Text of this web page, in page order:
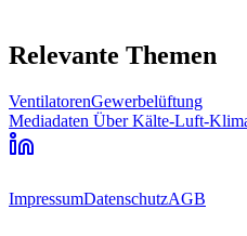
Relevante Themen
VentilatorenGewerbelüftung
Mediadaten Über Kälte-Luft-
ImpressumDatenschutzAGB